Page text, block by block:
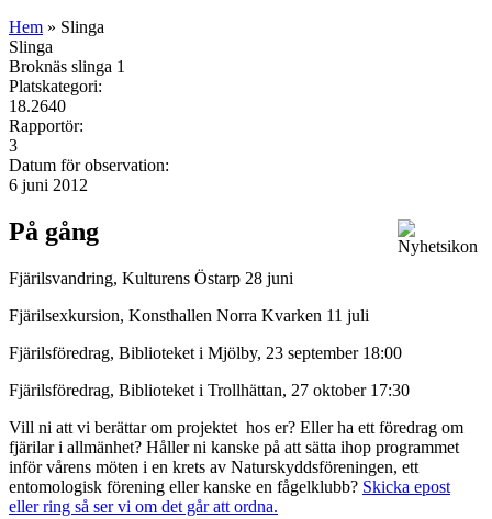
Hem » Slinga
Slinga
Broknäs slinga 1
Platskategori:
18.2640
Rapportör:
3
Datum för observation:
6 juni 2012
På gång
Fjärilsvandring, Kulturens Östarp 28 juni
Fjärilsexkursion, Konsthallen Norra Kvarken 11 juli
Fjärilsföredrag, Biblioteket i Mjölby, 23 september 18:00
Fjärilsföredrag, Biblioteket i Trollhättan, 27 oktober 17:30
Vill ni att vi berättar om projektet hos er? Eller ha ett föredrag om
fjärilar i allmänhet? Håller ni kanske på att sätta ihop programmet
inför vårens möten i en krets av Naturskyddsföreningen, ett
entomologisk förening eller kanske en fågelklubb? Skicka epost
eller ring så ser vi om det går att ordna.